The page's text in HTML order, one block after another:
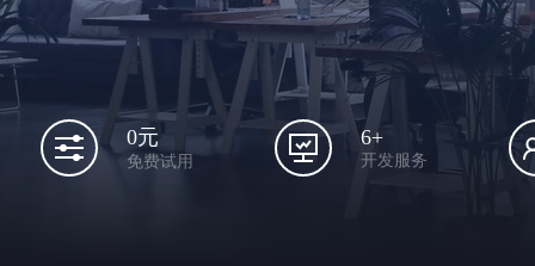
0元
免费试用
6+
开发服务